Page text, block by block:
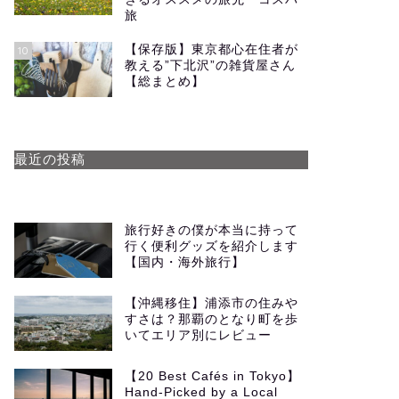
旅
10
【保存版】東京都心在住者が
教える”下北沢”の雑貨屋さん
【総まとめ】
最近の投稿
旅行好きの僕が本当に持って
行く便利グッズを紹介します
【国内・海外旅行】
【沖縄移住】浦添市の住みや
すさは？那覇のとなり町を歩
いてエリア別にレビュー
【20 Best Cafés in Tokyo】
Hand-Picked by a Local